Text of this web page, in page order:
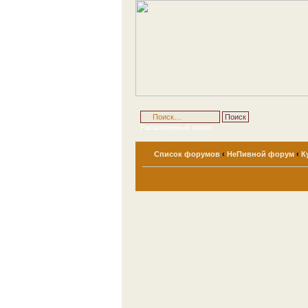
Расширенный поиск
Список форумов ‹ НеПивной форум ‹